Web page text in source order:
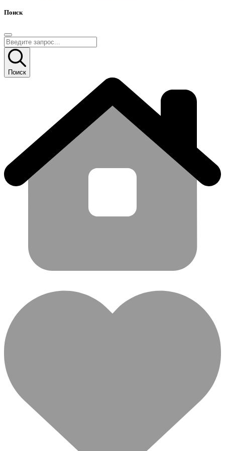
Поиск
Поиск